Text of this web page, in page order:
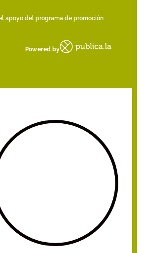
apoyo del programa de promoción
Powered by